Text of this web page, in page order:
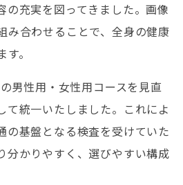
の充実を図ってきました。画像
み合わせることで、全身の健康
。
男性用・女性用コースを見直
て統一いたしました。これによ
の基盤となる検査を受けていた
分かりやすく、選びやすい構成